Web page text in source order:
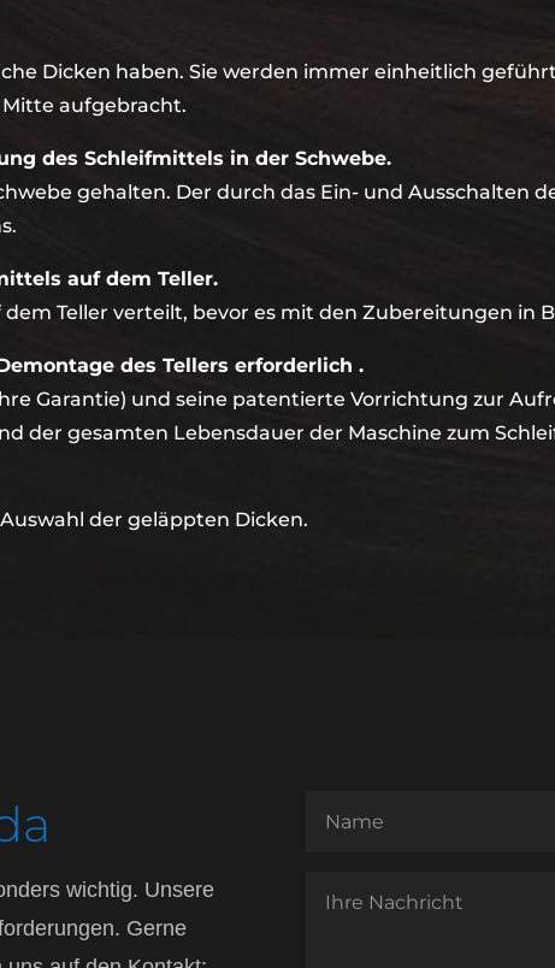
Dicken haben. Sie werden immer einheitlich
aufgebracht.
des Schleifmittels in der Schwebe.
gehalten. Der durch das Ein- und Ausschalten
auf dem Teller.
Teller verteilt, bevor es mit den Zubereitungen in
des Tellers erforderlich .
Garantie) und seine patentierte Vorrichtung zur
der gesamten Lebensdauer der Maschine zum
der geläppten Dicken.
wichtig. Unsere
Gerne